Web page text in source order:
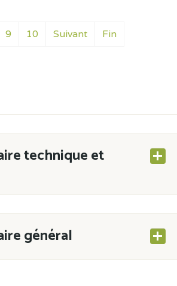
9 10 Suivant Fin
technique et
général